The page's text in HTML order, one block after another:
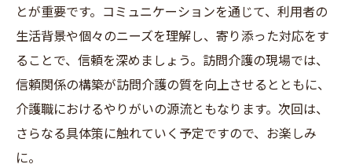
とが重要です。コミュニケーションを通じて、利用者の
生活背景や個々のニーズを理解し、寄り添った対応をす
ることで、信頼を深めましょう。訪問介護の現場では、
信頼関係の構築が訪問介護の質を向上させるとともに、
介護職におけるやりがいの源流ともなります。次回は、
さらなる具体策に触れていく予定ですので、お楽しみ
に。